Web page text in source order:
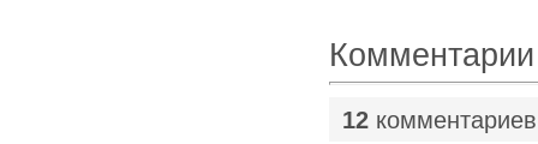
Комментарии
12